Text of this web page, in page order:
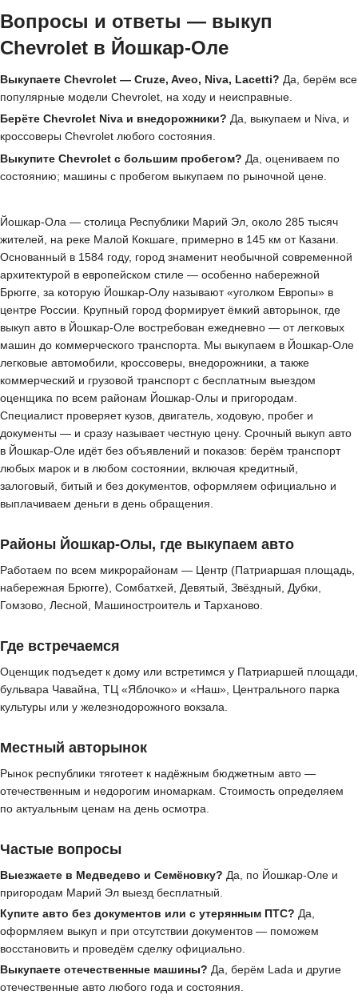
Вопросы и ответы — выкуп
Chevrolet в Йошкар-Оле
Выкупаете Chevrolet — Cruze, Aveo, Niva, Lacetti? Да, берём все
популярные модели Chevrolet, на ходу и неисправные.
Берёте Chevrolet Niva и внедорожники? Да, выкупаем и Niva, и
кроссоверы Chevrolet любого состояния.
Выкупите Chevrolet с большим пробегом? Да, оцениваем по
состоянию; машины с пробегом выкупаем по рыночной цене.
Йошкар-Ола — столица Республики Марий Эл, около 285 тысяч
жителей, на реке Малой Кокшаге, примерно в 145 км от Казани.
Основанный в 1584 году, город знаменит необычной современной
архитектурой в европейском стиле — особенно набережной
Брюгге, за которую Йошкар-Олу называют «уголком Европы» в
центре России. Крупный город формирует ёмкий авторынок, где
выкуп авто в Йошкар-Оле востребован ежедневно — от легковых
машин до коммерческого транспорта. Мы выкупаем в Йошкар-Оле
легковые автомобили, кроссоверы, внедорожники, а также
коммерческий и грузовой транспорт с бесплатным выездом
оценщика по всем районам Йошкар-Олы и пригородам.
Специалист проверяет кузов, двигатель, ходовую, пробег и
документы — и сразу называет честную цену. Срочный выкуп авто
в Йошкар-Оле идёт без объявлений и показов: берём транспорт
любых марок и в любом состоянии, включая кредитный,
залоговый, битый и без документов, оформляем официально и
выплачиваем деньги в день обращения.
Районы Йошкар-Олы, где выкупаем авто
Работаем по всем микрорайонам — Центр (Патриаршая площадь,
набережная Брюгге), Сомбатхей, Девятый, Звёздный, Дубки,
Гомзово, Лесной, Машиностроитель и Тарханово.
Где встречаемся
Оценщик подъедет к дому или встретимся у Патриаршей площади,
бульвара Чавайна, ТЦ «Яблочко» и «Наш», Центрального парка
культуры или у железнодорожного вокзала.
Местный авторынок
Рынок республики тяготеет к надёжным бюджетным авто —
отечественным и недорогим иномаркам. Стоимость определяем
по актуальным ценам на день осмотра.
Частые вопросы
Выезжаете в Медведево и Семёновку? Да, по Йошкар-Оле и
пригородам Марий Эл выезд бесплатный.
Купите авто без документов или с утерянным ПТС? Да,
оформляем выкуп и при отсутствии документов — поможем
восстановить и проведём сделку официально.
Выкупаете отечественные машины? Да, берём Lada и другие
отечественные авто любого года и состояния.